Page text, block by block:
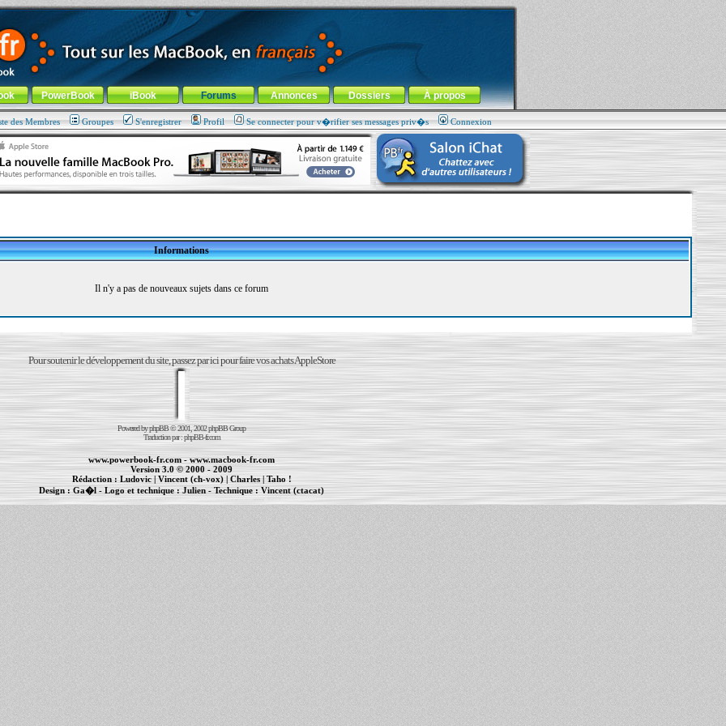
! -Aller au menu de la rubrique
PowerBook iBook Forums Annonces Dossiers À propos
des Membres Groupes S'enregistrer Profil Se connecter pour v�rifier ses messages priv�s Connexion
Informations
Il n'y a pas de nouveaux sujets dans ce forum
Pour soutenir le développement du site, passez par ici pour faire vos achats AppleStore
Powered byphpBB© 2001, 2002 phpBB Group
Traduction par :phpBB-fr.com
www.powerbook-fr.com-www.macbook-fr.com
Version 3.0 © 2000 - 2009
Rédaction :Ludovic|Vincent (ch-vox)| Charles|Taho !
Design :Ga�l - Logo et technique :Julien - Technique :Vincent (ctacat)
- |